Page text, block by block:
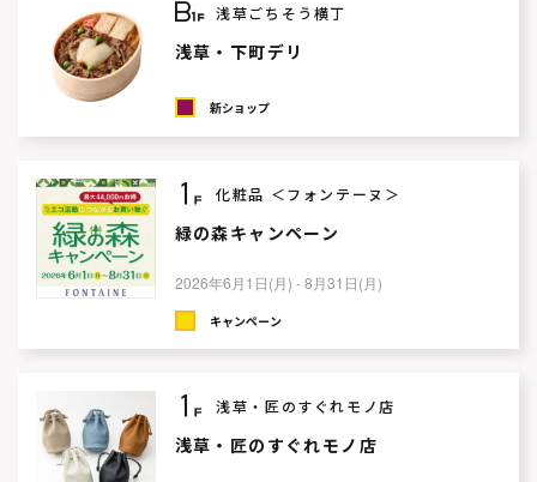
浅草ごちそう横丁
浅草・下町デリ
新ショップ
化粧品 ＜フォンテーヌ＞
緑の森キャンペーン
2026年6月1日(月) - 8月31日(月)
キャンペーン
浅草・匠のすぐれモノ店
浅草・匠のすぐれモノ店